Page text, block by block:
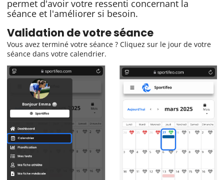
permet d'avoir votre ressenti concernant la
séance et l'améliorer si besoin.
Validation de votre séance
Vous avez terminé votre séance ? Cliquez sur le jour de votre
séance dans votre calendrier.